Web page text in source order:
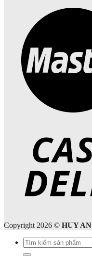
Copyright 2026 © HUY AN
Tìm
kiếm: